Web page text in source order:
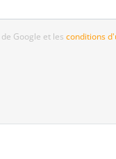
de Google et lesconditions